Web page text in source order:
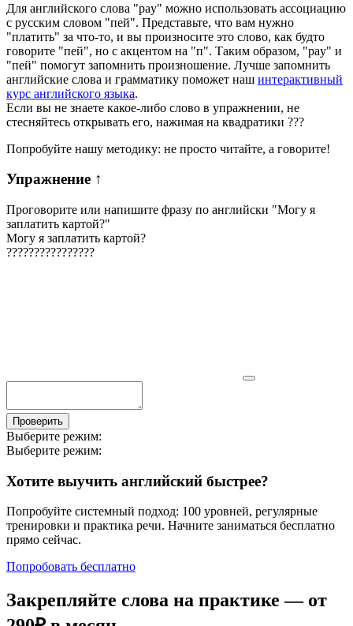
Для английского слова "pay" можно использовать ассоциацию
с русским словом "пей". Представьте, что вам нужно
"платить" за что-то, и вы произносите это слово, как будто
говорите "пей", но с акцентом на "п". Таким образом, "pay" и
"пей" помогут запомнить произношение. Лучше запомнить
английские слова и грамматику поможет наш интерактивный
курс английского языка.
Если вы не знаете какое-либо слово в упражнении, не
стесняйтесь открывать его, нажимая на квадратики ???
Попробуйте нашу методику: не просто читайте, а говорите!
Упражнение ↑
Проговорите или напишите фразу по английски "Могу я
заплатить картой?"
Могу я заплатить картой?
????????????????
Проверить
Выберите режим:
Выберите режим:
Хотите выучить английский быстрее?
Попробуйте системный подход: 100 уровней, регулярные
тренировки и практика речи. Начните заниматься бесплатно
прямо сейчас.
Попробовать бесплатно
Закрепляйте слова на практике — от